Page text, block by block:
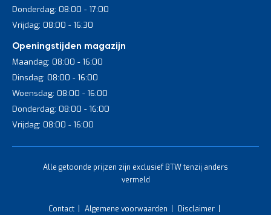
Donderdag: 08:00 - 17:00
Vrijdag: 08:00 - 16:30
Openingstijden magazijn
Maandag: 08:00 - 16:00
Dinsdag: 08:00 - 16:00
Woensdag: 08:00 - 16:00
Donderdag: 08:00 - 16:00
Vrijdag: 08:00 - 16:00
Alle getoonde prijzen zijn exclusief BTW tenzij anders
vermeld
Contact Algemene voorwaarden
Disclaimer